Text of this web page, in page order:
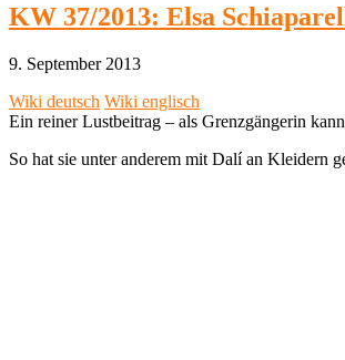
KW 37/2013: Elsa
9. September 2013
Wiki deutsch Wiki englisch
Ein reiner Lustbeitrag – als Grenzgängerin
So hat sie unter anderem mit Dalí an Kleidern